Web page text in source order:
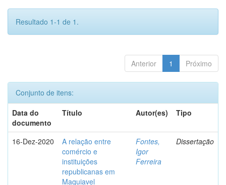
Resultado 1-1 de 1.
Anterior 1 Próximo
Conjunto de itens:
Data do
documento
Título Autor(es) Tipo
16-Dez-2020
A relação entre
comércio e
instituições
republicanas em
Maquiavel
Fontes,
Igor
Ferreira
Dissertação